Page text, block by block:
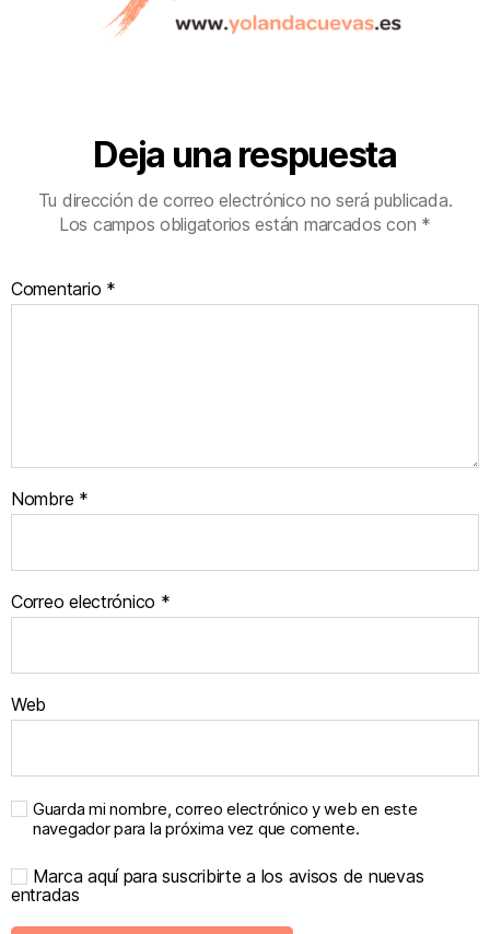
Deja una respuesta
Tu dirección de correo electrónico no será publicada.
Los campos obligatorios están marcados con *
Comentario *
Nombre *
Correo electrónico *
Web
Guarda mi nombre, correo electrónico y web en este
navegador para la próxima vez que comente.
Marca aquí para suscribirte a los avisos de nuevas
entradas